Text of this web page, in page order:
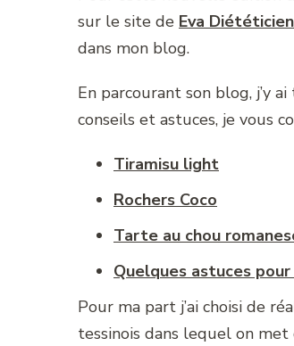
sur le site de Eva
dans mon blog.
En parcourant son blog, j’y
conseils et astuces, je vous
Tiramisu light
Rochers Coco
Tarte au chou
Quelques astuces
Pour ma part j’ai choisi de
tessinois dans lequel on